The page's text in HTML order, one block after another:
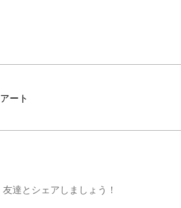
アート
友達とシェアしましょう！